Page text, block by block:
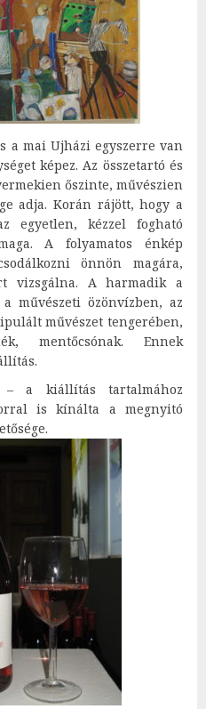
a mai Ujházi egyszerre van
képez. Az összetartó és
őszinte, művészien
adja. Korán rájött, hogy a
egyetlen, kézzel fogható
A folyamatos énkép
önnön magára,
vizsgálna. A harmadik a
művészeti özönvízben, az
művészet tengerében,
mentőcsónak. Ennek
– a kiállítás tartalmához
is kínálta a megnyitó